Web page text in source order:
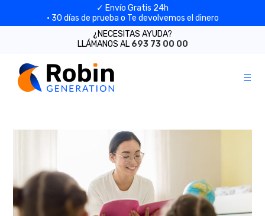
content
✓ Envío Gratis 24h
· 30 días de prueba o Te devolvemos el dinero
¿NECESITAS AYUDA?
LLÁMANOS AL 693 73 00 00